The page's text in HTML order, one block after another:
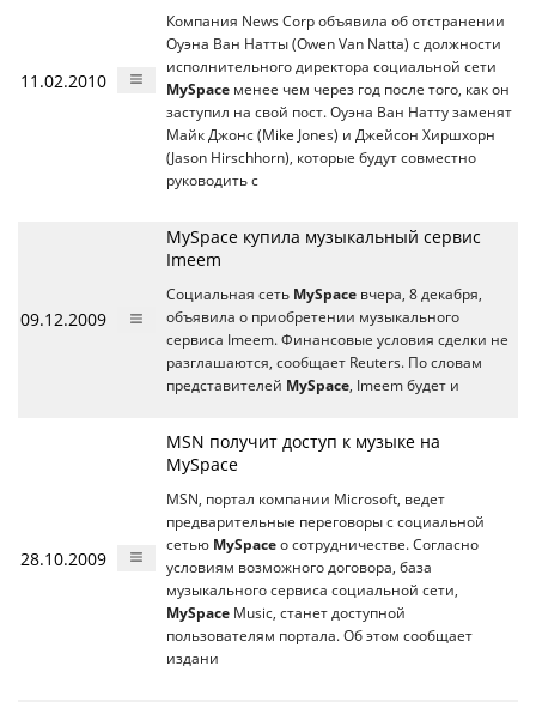
11.02.2010
Компания News Corp объявила об отстранении
Оуэна Ван Натты (Owen Van Natta) с должности
исполнительного директора социальной сети
MySpace менее чем через год после того, как он
заступил на свой пост. Оуэна Ван Натту заменят
Майк Джонс (Mike Jones) и Джейсон Хиршхорн
(Jason Hirschhorn), которые будут совместно
руководить с
09.12.2009
MySpace купила музыкальный сервис
Imeem
Социальная сеть MySpace вчера, 8 декабря,
объявила о приобретении музыкального
сервиса Imeem. Финансовые условия сделки не
разглашаются, сообщает Reuters. По словам
представителей MySpace, Imeem будет и
28.10.2009
MSN получит доступ к музыке на
MySpace
MSN, портал компании Microsoft, ведет
предварительные переговоры с социальной
сетью MySpace о сотрудничестве. Согласно
условиям возможного договора, база
музыкального сервиса социальной сети,
MySpace Music, станет доступной
пользователям портала. Об этом сообщает
издани